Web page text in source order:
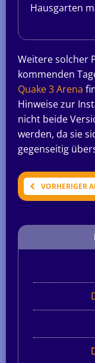
Hausgarten
Weitere solcher
kommenden
Quake 3 Arena
Hinweise zur
nicht beide
werden, da sie
gegenseitig
VORHERIGER